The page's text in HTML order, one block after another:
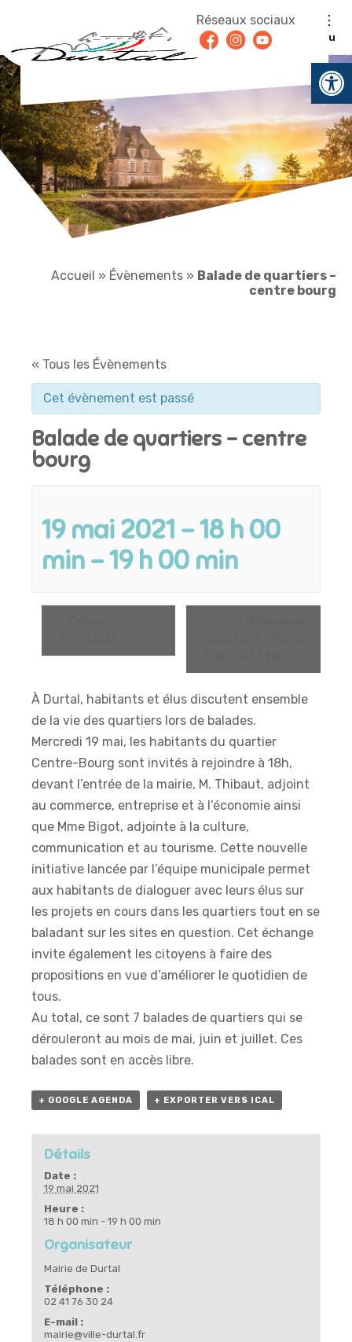
Menu
Réseaux sociaux
FacebookInstagram
Youtube
Accueil » Évènements » Balade de quartiers –
centre bourg
« Tous les Évènements
Cet évènement est passé
Balade de quartiers – centre
bourg
19 mai 2021 - 18 h 00
min-19 h 00 min
À Durtal, habitants et élus discutent ensemble
de la vie des quartiers lors de balades.
Mercredi 19 mai, les habitants du quartier
Centre-Bourg sont invités à rejoindre à 18h,
devant l’entrée de la mairie, M. Thibaut, adjoint
au commerce, entreprise et à l’économie ainsi
que Mme Bigot, adjointe à la culture,
communication et au tourisme. Cette nouvelle
initiative lancée par l’équipe municipale permet
aux habitants de dialoguer avec leurs élus sur
les projets en cours dans les quartiers tout en se
baladant sur les sites en question. Cet échange
invite également les citoyens à faire des
propositions en vue d’améliorer le quotidien de
tous.
Au total, ce sont 7 balades de quartiers qui se
dérouleront au mois de mai, juin et juillet. Ces
balades sont en accès libre.
+ GOOGLE AGENDA + EXPORTER VERS ICAL
Détails
Date :
19 mai 2021
Heure :
18 h 00 min - 19 h 00 min
Organisateur
Mairie de Durtal
Téléphone :
02 41 76 30 24
E-mail :
mairie@ville-durtal.fr